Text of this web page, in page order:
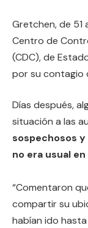
Gretchen, de 51
Centro de
(CDC), de
por su contagio
Días después,
situación a las
sospechosos y
no era usual en
“Comentaron
compartir su
habían ido